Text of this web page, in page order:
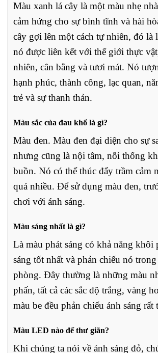
Màu xanh lá cây là một màu nhẹ
cảm hứng cho sự bình tĩnh và hài
cây gợi lên một cách tự nhiên, đó là
nó được liên kết với thế giới thực
nhiên, cân bằng và tươi mát. Nó
hạnh phúc, thành công, lạc quan,
trẻ và sự thanh thản.
Màu sắc của đau khổ là gì?
Màu đen. Màu đen đại diện cho sự
nhưng cũng là nội tâm, nỗi thống
buồn. Nó có thể thúc đẩy trầm cảm
quá nhiều. Để sử dụng màu đen,
chơi với ánh sáng.
Màu sáng nhất là gì?
Là màu phát sáng có khả năng khôi
sáng tốt nhất và phản chiếu nó
phòng. Đây thường là những màu
phấn, tất cả các sắc độ trắng, vàng
màu be đều phản chiếu ánh sáng rất
Màu LED nào để thư giãn?
Khi chúng ta nói về ánh sáng đỏ,